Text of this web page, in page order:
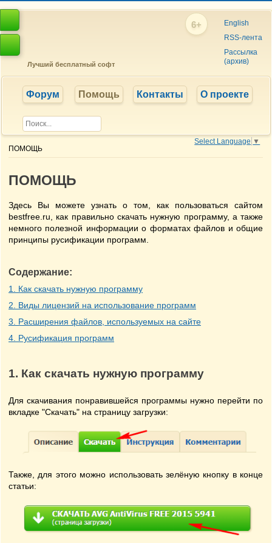
6+
English
RSS-лента
Рассылка
(архив)
Лучший бесплатный софт
Форум Помощь Контакты О проекте
ПОМОЩЬ
Select Language ▼
ПОМОЩЬ
Здесь Вы можете узнать о том, как пользоваться сайтом
bestfree.ru, как правильно скачать нужную программу, а также
немного полезной информации о форматах файлов и общие
принципы русификации программ.
Содержание:
1. Как скачать нужную программу
2. Виды лицензий на использование программ
3. Расширения файлов, используемых на сайте
4. Русификация программ
1. Как скачать нужную программу
Для скачивания понравившейся программы нужно перейти по
вкладке "Скачать" на страницу загрузки:
Также, для этого можно использовать зелёную кнопку в конце
статьи: